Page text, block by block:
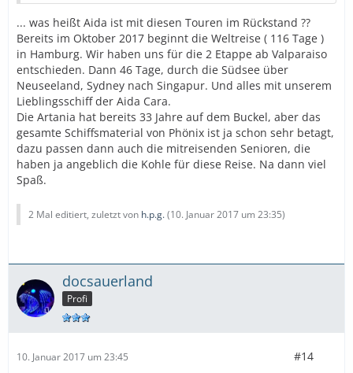
... was heißt Aida ist mit diesen Touren im Rückstand ??
Bereits im Oktober 2017 beginnt die Weltreise ( 116 Tage )
in Hamburg. Wir haben uns für die 2 Etappe ab Valparaiso
entschieden. Dann 46 Tage, durch die Südsee über
Neuseeland, Sydney nach Singapur. Und alles mit unserem
Lieblingsschiff der Aida Cara.
Die Artania hat bereits 33 Jahre auf dem Buckel, aber das
gesamte Schiffsmaterial von Phönix ist ja schon sehr betagt,
dazu passen dann auch die mitreisenden Senioren, die
haben ja angeblich die Kohle für diese Reise. Na dann viel
Spaß.
2 Mal editiert, zuletzt von h.p.g.(10. Januar 2017 um 23:35)
docsauerland
Profi
10. Januar 2017 um 23:45 #14